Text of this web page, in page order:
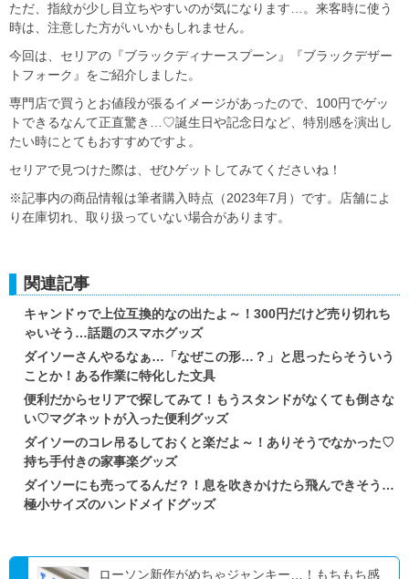
ただ、指紋が少し目立ちやすいのが気になります…。来客時に使う
時は、注意した方がいいかもしれません。
今回は、セリアの『ブラックディナースプーン』『ブラックデザー
トフォーク』をご紹介しました。
専門店で買うとお値段が張るイメージがあったので、100円でゲッ
トできるなんて正直驚き…♡誕生日や記念日など、特別感を演出し
たい時にとてもおすすめですよ。
セリアで見つけた際は、ぜひゲットしてみてくださいね！
※記事内の商品情報は筆者購入時点（2023年7月）です。店舗によ
り在庫切れ、取り扱っていない場合があります。
関連記事
キャンドゥで上位互換的なの出たよ～！300円だけど売り切れち
ゃいそう…話題のスマホグッズ
ダイソーさんやるなぁ…「なぜこの形…？」と思ったらそういう
ことか！ある作業に特化した文具
便利だからセリアで探してみて！もうスタンドがなくても倒さな
い♡マグネットが入った便利グッズ
ダイソーのコレ吊るしておくと楽だよ～！ありそうでなかった♡
持ち手付きの家事楽グッズ
ダイソーにも売ってるんだ？！息を吹きかけたら飛んできそう…
極小サイズのハンドメイドグッズ
ローソン新作がめちゃジャンキー…！もちもち感